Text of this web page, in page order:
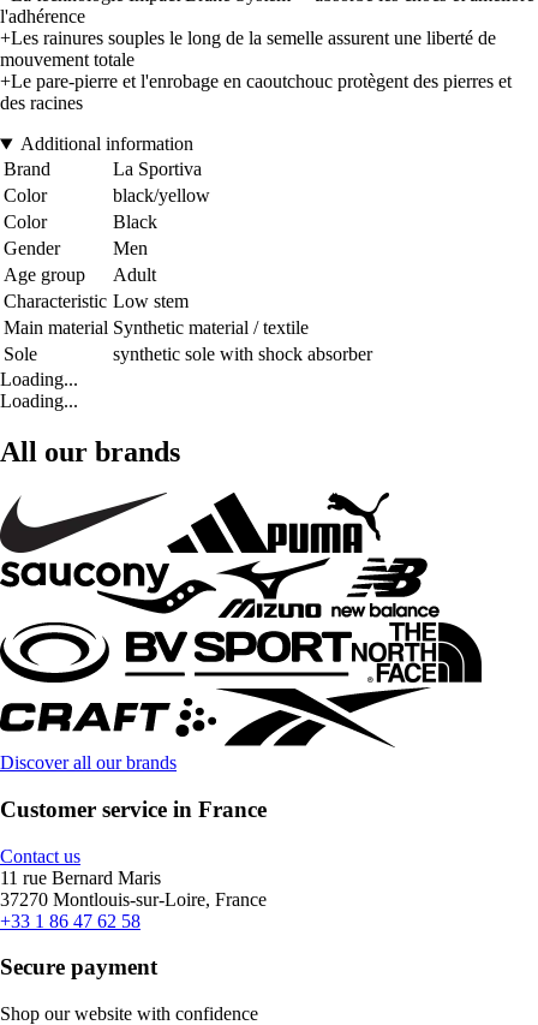
l'adhérence
+Les rainures souples le long de la semelle assurent une liberté de
mouvement totale
+Le pare-pierre et l'enrobage en caoutchouc protègent des pierres et
des racines
Additional information
Brand
La Sportiva
Color
black/yellow
Color
Black
Gender
Men
Age group
Adult
Characteristic Low stem
Main material Synthetic material / textile
Sole
synthetic sole with shock absorber
Loading...
Loading...
All our brands
Discover all our brands
Customer service in France
Contact us
11 rue Bernard Maris
37270 Montlouis-sur-Loire, France
+33 1 86 47 62 58
Secure payment
Shop our website with confidence